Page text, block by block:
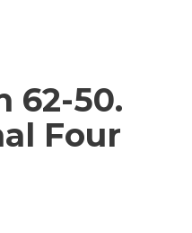
62-50.
Four